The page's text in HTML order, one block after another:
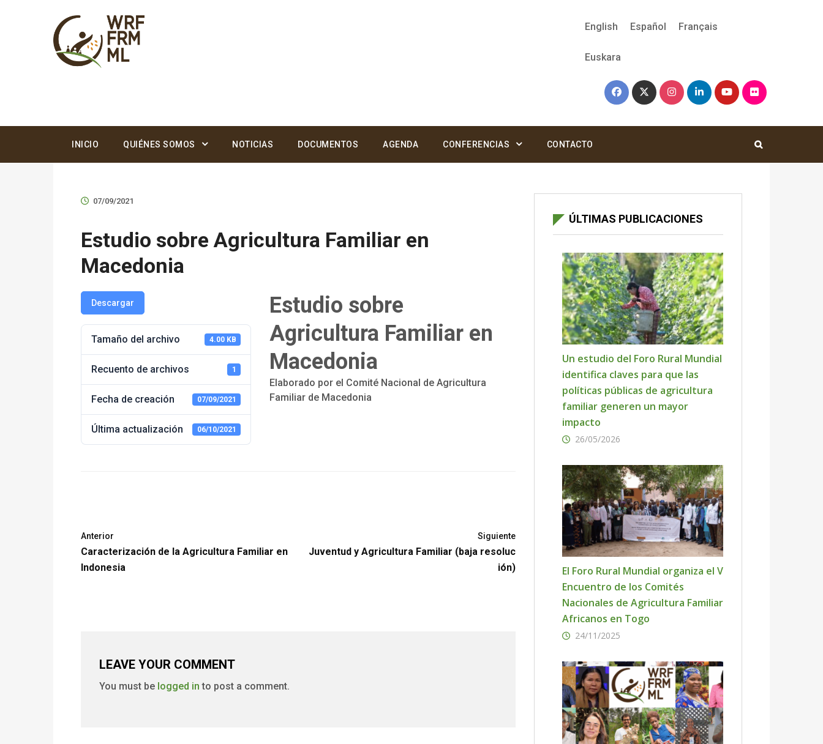
English Español Français
Euskara
INICIO QUIÉNES SOMOS NOTICIAS DOCUMENTOS AGENDA CONFERENCIAS CONTACTO
07/09/2021
Estudio sobre Agricultura Familiar en
Macedonia
Descargar
Tamaño del archivo 4.00 KB
Recuento de archivos 1
Fecha de creación 07/09/2021
Última actualización 06/10/2021
Estudio sobre
Agricultura Familiar en
Macedonia
Elaborado por el Comité Nacional de Agricultura
Familiar de Macedonia
Anterior
Caracterización de la Agricultura Familiar en
Indonesia
Siguiente
Juventud y Agricultura Familiar (baja resoluc
ión)
LEAVE YOUR COMMENT
You must be logged in to post a comment.
ÚLTIMAS PUBLICACIONES
Un estudio del Foro Rural Mundial
identifica claves para que las
políticas públicas de agricultura
familiar generen un mayor
impacto
26/05/2026
El Foro Rural Mundial organiza el V
Encuentro de los Comités
Nacionales de Agricultura Familiar
Africanos en Togo
24/11/2025